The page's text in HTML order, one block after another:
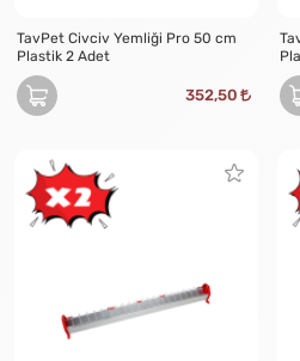
TavPet Civciv Yemliği Pro 50 cm
Plastik 2 Adet
352,50